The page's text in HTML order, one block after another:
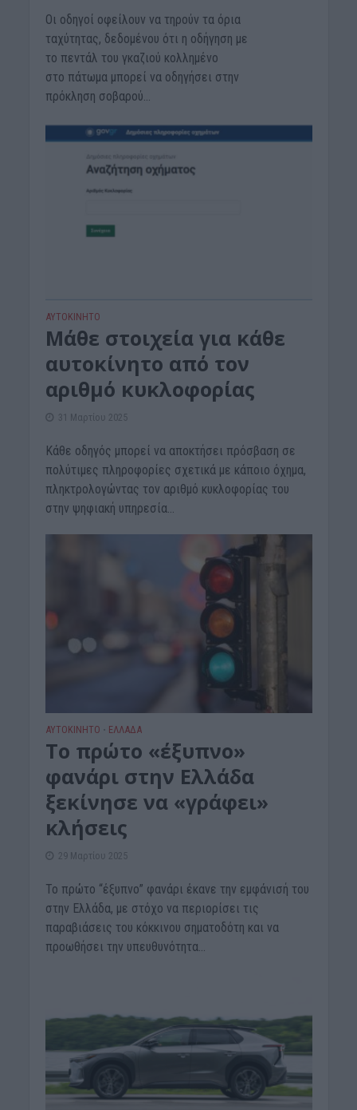
Οι οδηγοί οφείλουν να τηρούν τα όρια
ταχύτητας, δεδομένου ότι η οδήγηση με
το πεντάλ του γκαζιού κολλημένο
στο πάτωμα μπορεί να οδηγήσει στην
πρόκληση σοβαρού...
ΑΥΤΟΚΙΝΗΤΟ
Μάθε στοιχεία για κάθε
αυτοκίνητο από τον
αριθμό κυκλοφορίας
31 Μαρτίου 2025
Κάθε οδηγός μπορεί να αποκτήσει πρόσβαση σε
πολύτιμες πληροφορίες σχετικά με κάποιο όχημα,
πληκτρολογώντας τον αριθμό κυκλοφορίας του
στην ψηφιακή υπηρεσία...
ΑΥΤΟΚΙΝΗΤΟ • ΕΛΛΑΔΑ
Το πρώτο «έξυπνο»
φανάρι στην Ελλάδα
ξεκίνησε να «γράφει»
κλήσεις
29 Μαρτίου 2025
Το πρώτο “έξυπνο” φανάρι έκανε την εμφάνισή του
στην Ελλάδα, με στόχο να περιορίσει τις
παραβιάσεις του κόκκινου σηματοδότη και να
προωθήσει την υπευθυνότητα...